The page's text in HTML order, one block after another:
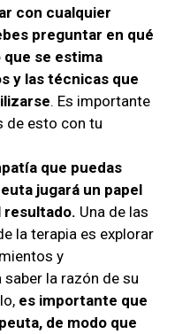
con cualquier
preguntar en qué
se estima
y las técnicas que
. Es importante
de esto con tu
que puedas
jugará un papel
resultado. Una de las
la terapia es explorar
y
la razón de su
es importante que
de modo que